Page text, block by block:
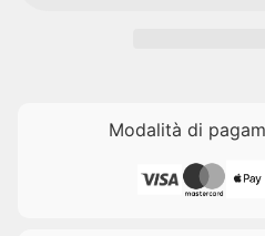
Modalità di